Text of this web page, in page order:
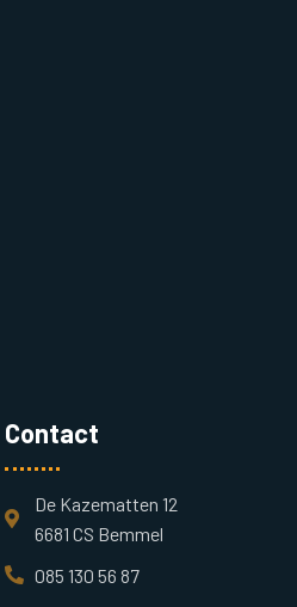
Contact
De Kazematten 12
6681 CS Bemmel
085 130 56 87